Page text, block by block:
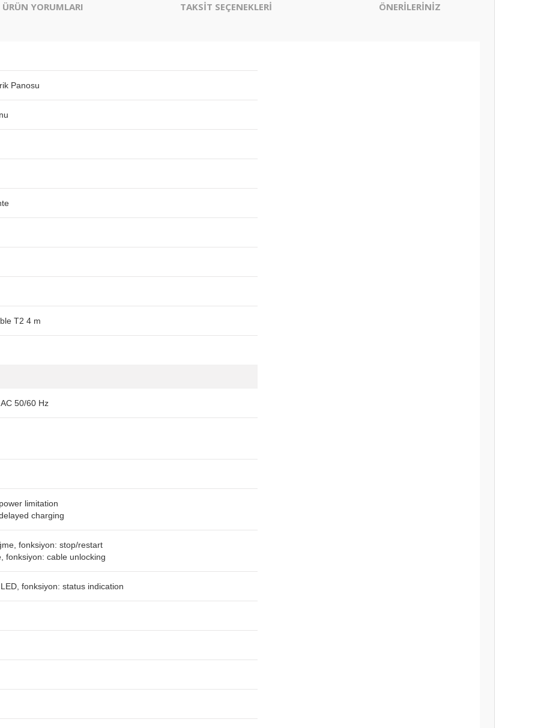
ÜRÜN YORUMLARI TAKSİT SEÇENEKLERİ ÖNERİLERİNİZ
Panosu
T2 4 m
50/60 Hz
limitation
charging
fonksiyon: stop/restart
fonksiyon: cable unlocking
fonksiyon: status indication